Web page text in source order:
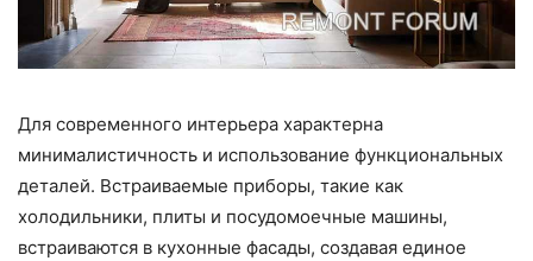
Для современного интерьера характерна
минималистичность и использование функциональных
деталей. Встраиваемые приборы, такие как
холодильники, плиты и посудомоечные машины,
встраиваются в кухонные фасады, создавая единое